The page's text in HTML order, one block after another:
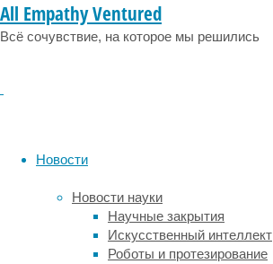
All Empathy Ventured
Всё сочувствие, на которое мы решились
Новости
Новости науки
Научные закрытия
Искусственный интеллект
Роботы и протезирование
быть
одним
из
четырёх
опытов
привели
Яна-
Петера